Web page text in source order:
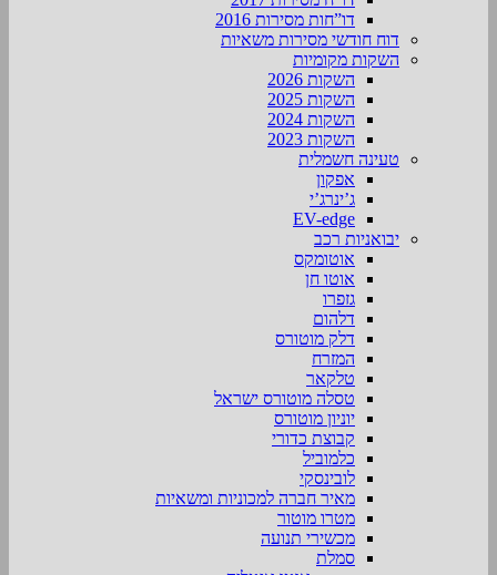
דו”חות מסירות 2016
דוח חודשי מסירות משאיות
השקות מקומיות
השקות 2026
השקות 2025
השקות 2024
השקות 2023
טעינה חשמלית
אפקון
ג’ינרג’י
EV-edge
יבואניות רכב
אוטומקס
אוטו חן
גזפרו
דלהום
דלק מוטורס
המזרח
טלקאר
טסלה מוטורס ישראל
יוניון מוטורס
קבוצת כדורי
כלמוביל
לובינסקי
מאיר חברה למכוניות ומשאיות
מטרו מוטור
מכשירי תנועה
סמלת